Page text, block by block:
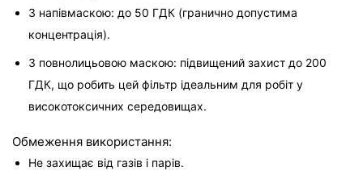
З напівмаскою: до 50 ГДК (гранично допустима
концентрація).
З повнолицьовою маскою: підвищений захист до 200
ГДК, що робить цей фільтр ідеальним для робіт у
високотоксичних середовищах.
Обмеження використання:
Не захищає від газів і парів.